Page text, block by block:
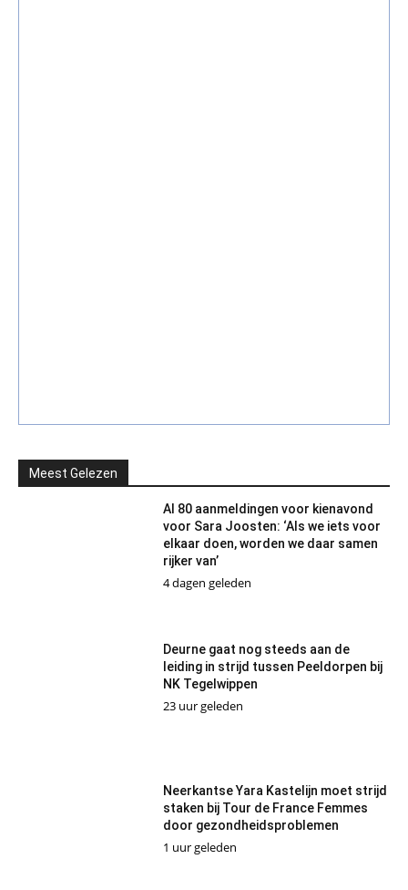
Meest Gelezen
Al 80 aanmeldingen voor kienavond
voor Sara Joosten: ‘Als we iets voor
elkaar doen, worden we daar samen
rijker van’
4 dagen geleden
Deurne gaat nog steeds aan de
leiding in strijd tussen Peeldorpen bij
NK Tegelwippen
23 uur geleden
Neerkantse Yara Kastelijn moet strijd
staken bij Tour de France Femmes
door gezondheidsproblemen
1 uur geleden